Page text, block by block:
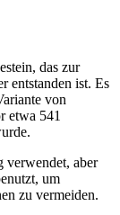
das zur
entstanden ist. Es
von
etwa 541
aber
um
zu vermeiden.